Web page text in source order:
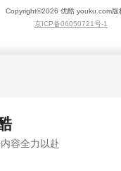
Copyright©2026 优酷 youku.com版
京ICP备06050721号-1
容全力以赴